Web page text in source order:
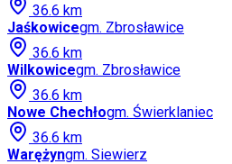
36.6 km
Jaśkowicegm. Zbrosławice
36.6 km
Wilkowicegm. Zbrosławice
36.6 km
Nowe Chechłogm. Świerklaniec
36.6 km
Warężyngm. Siewierz